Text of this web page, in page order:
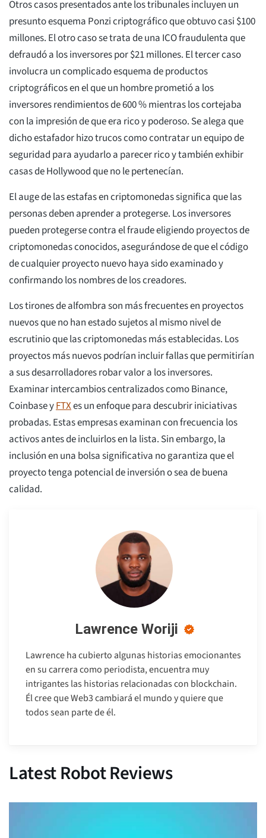
Otros casos presentados ante los tribunales incluyen un
presunto esquema Ponzi criptográfico que obtuvo casi $100
millones. El otro caso se trata de una ICO fraudulenta que
defraudó a los inversores por $21 millones. El tercer caso
involucra un complicado esquema de productos
criptográficos en el que un hombre prometió a los
inversores rendimientos de 600 % mientras los cortejaba
con la impresión de que era rico y poderoso. Se alega que
dicho estafador hizo trucos como contratar un equipo de
seguridad para ayudarlo a parecer rico y también exhibir
casas de Hollywood que no le pertenecían.
El auge de las estafas en criptomonedas significa que las
personas deben aprender a protegerse. Los inversores
pueden protegerse contra el fraude eligiendo proyectos de
criptomonedas conocidos, asegurándose de que el código
de cualquier proyecto nuevo haya sido examinado y
confirmando los nombres de los creadores.
Los tirones de alfombra son más frecuentes en proyectos
nuevos que no han estado sujetos al mismo nivel de
escrutinio que las criptomonedas más establecidas. Los
proyectos más nuevos podrían incluir fallas que permitirían
a sus desarrolladores robar valor a los inversores.
Examinar intercambios centralizados como Binance,
Coinbase yFTXes un enfoque para descubrir iniciativas
probadas. Estas empresas examinan con frecuencia los
activos antes de incluirlos en la lista. Sin embargo, la
inclusión en una bolsa significativa no garantiza que el
proyecto tenga potencial de inversión o sea de buena
calidad.
Lawrence Woriji
Lawrence ha cubierto algunas historias emocionantes
en su carrera como periodista, encuentra muy
intrigantes las historias relacionadas con blockchain.
Él cree que Web3 cambiará el mundo y quiere que
todos sean parte de él.
Latest Robot Reviews